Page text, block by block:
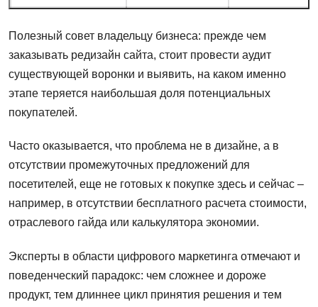
Полезный совет владельцу бизнеса: прежде чем
заказывать редизайн сайта, стоит провести аудит
существующей воронки и выявить, на каком именно
этапе теряется наибольшая доля потенциальных
покупателей.
Часто оказывается, что проблема не в дизайне, а в
отсутствии промежуточных предложений для
посетителей, еще не готовых к покупке здесь и сейчас –
например, в отсутствии бесплатного расчета стоимости,
отраслевого гайда или калькулятора экономии.
Эксперты в области цифрового маркетинга отмечают и
поведенческий парадокс: чем сложнее и дороже
продукт, тем длиннее цикл принятия решения и тем